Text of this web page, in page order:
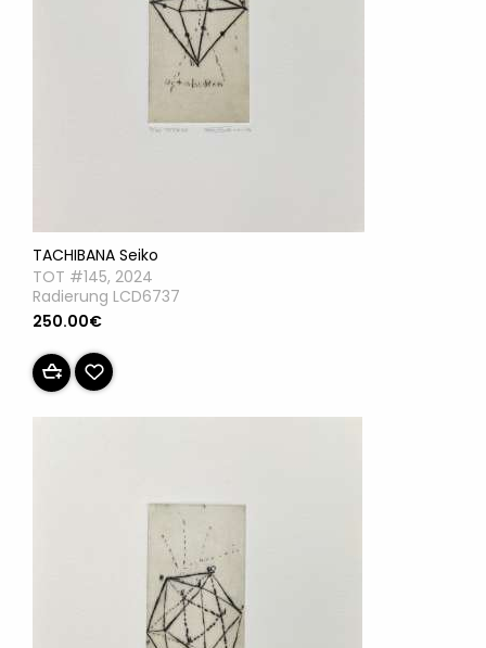
TACHIBANA Seiko
TOT #145, 2024
Radierung LCD6737
250.00€